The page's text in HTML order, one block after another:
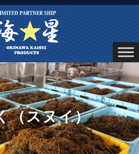
（スヌイ）